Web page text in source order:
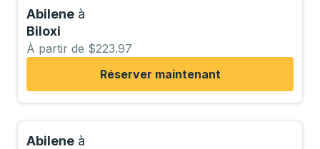
Abilene à
Biloxi
À partir de $223.97
Réserver maintenant
Abilene à